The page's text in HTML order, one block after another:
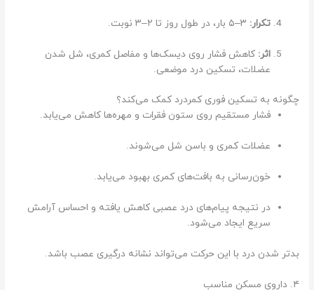
تکرار:
اثر: کاهش فشار روی دیسک‌ها و مفاصل کمری، شل شدن
عضلات، تسکین درد موضعی.
چگونه به تسکین فوری کمردرد کمک می‌کند؟
فشار مستقیم روی ستون فقرات و مهره‌ها کاهش می‌یابد.
عضلات کمری و باسن شل می‌شوند.
خون‌رسانی به بافت‌های کمری بهبود می‌یابد.
در نتیجه پیام‌های درد عصبی کاهش یافته و احساس آرامش
سریع ایجاد می‌شود.
بدتر شدن درد با این حرکت می‌تواند نشانه درگیری عصب باشد.
۴. داروی مسکن مناسب